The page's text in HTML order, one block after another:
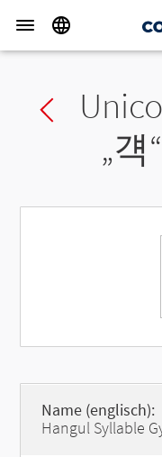
Previous char
„걕
Name (englisch):
Hangul Syllable